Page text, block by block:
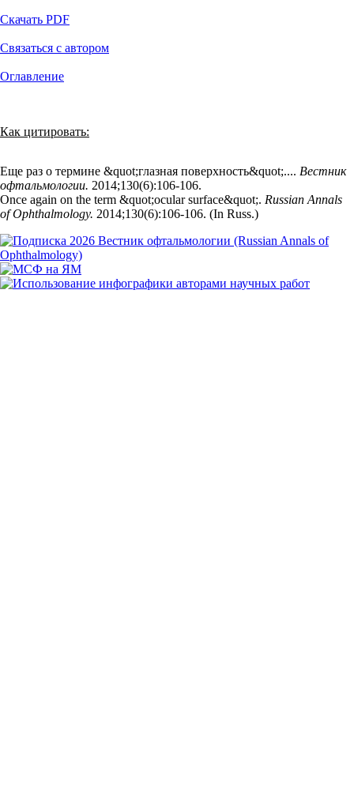
Скачать PDF
Связаться с автором
Оглавление
Как цитировать:
Еще раз о термине &quot;глазная поверхность&quot;.... Вестник
офтальмологии. 2014;130(6):106‑106.
Once again on the term &quot;ocular surface&quot;. Russian Annals
of Ophthalmology. 2014;130(6):106‑106. (In Russ.)